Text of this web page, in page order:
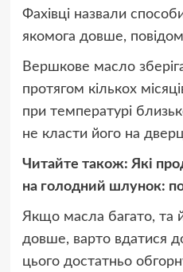
Фахівці назвали
якомога довше,
Вершкове масло
протягом кількох
при температурі
не класти його на
Читайте також: Які
на голодний шлунок:
Якщо масла багато, та
довше, варто вдатися
цього достатньо